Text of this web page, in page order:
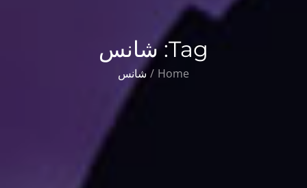
Tag: شانس
Home شانس